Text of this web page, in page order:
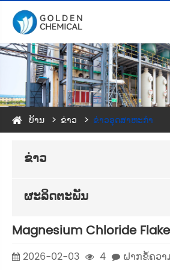
ບ້ານ ຂ່າວ ຂ່າວອຸດສາຫະກໍາ
ຂ່າວ
ຜະລິດຕະພັນ
Magnesium Chloride
2026-02-03 4
ຝາກຂໍ້ຄວ